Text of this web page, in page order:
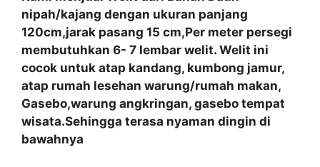
nipah/kajang dengan ukuran panjang
120cm,jarak pasang 15 cm,Per meter persegi
membutuhkan 6- 7 lembar welit. Welit ini
cocok untuk atap kandang, kumbong jamur,
atap rumah lesehan warung/rumah makan,
Gasebo,warung angkringan, gasebo tempat
wisata.Sehingga terasa nyaman dingin di
bawahnya